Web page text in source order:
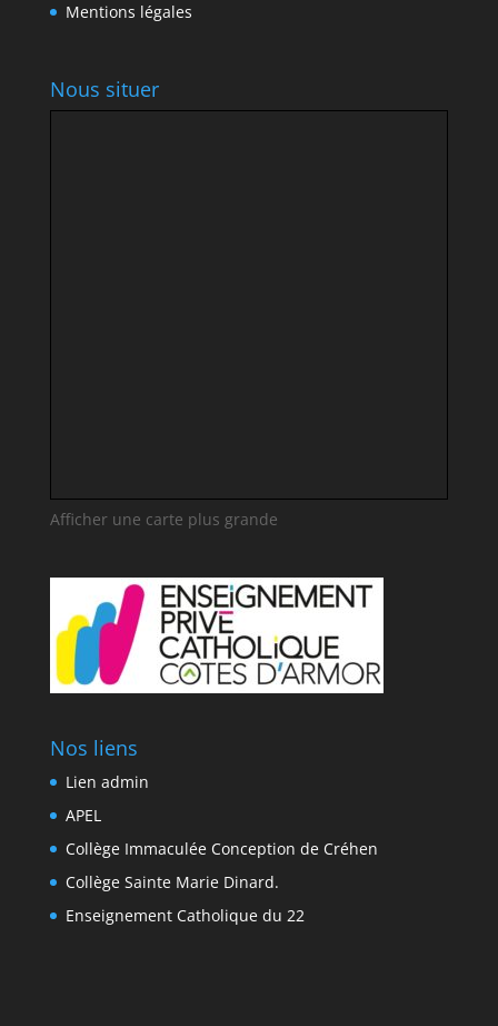
Mentions légales
Nous situer
Afficher une carte plus grande
Nos liens
Lien admin
APEL
Collège Immaculée Conception de Créhen
Collège Sainte Marie Dinard.
Enseignement Catholique du 22